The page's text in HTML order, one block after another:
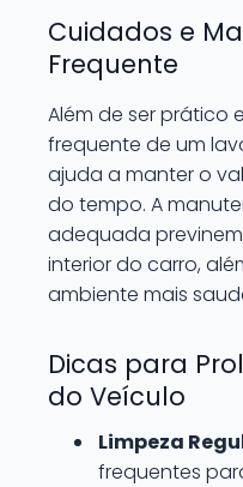
Cuidados e
Frequente
Além de ser prático
frequente de um
ajuda a manter o
do tempo. A
adequada
interior do carro,
ambiente mais
Dicas para
do Veículo
Limpeza
frequentes